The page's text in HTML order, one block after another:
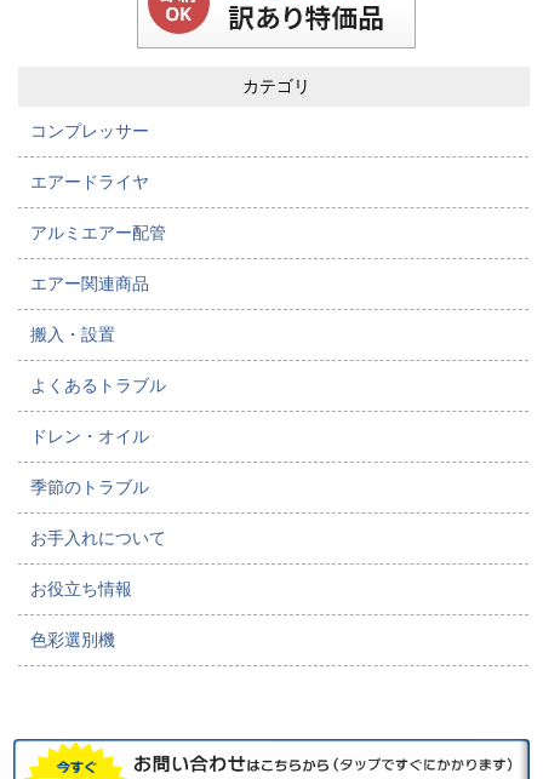
カテゴリ
コンプレッサー
エアードライヤ
アルミエアー配管
エアー関連商品
搬入・設置
よくあるトラブル
ドレン・オイル
季節のトラブル
お手入れについて
お役立ち情報
色彩選別機